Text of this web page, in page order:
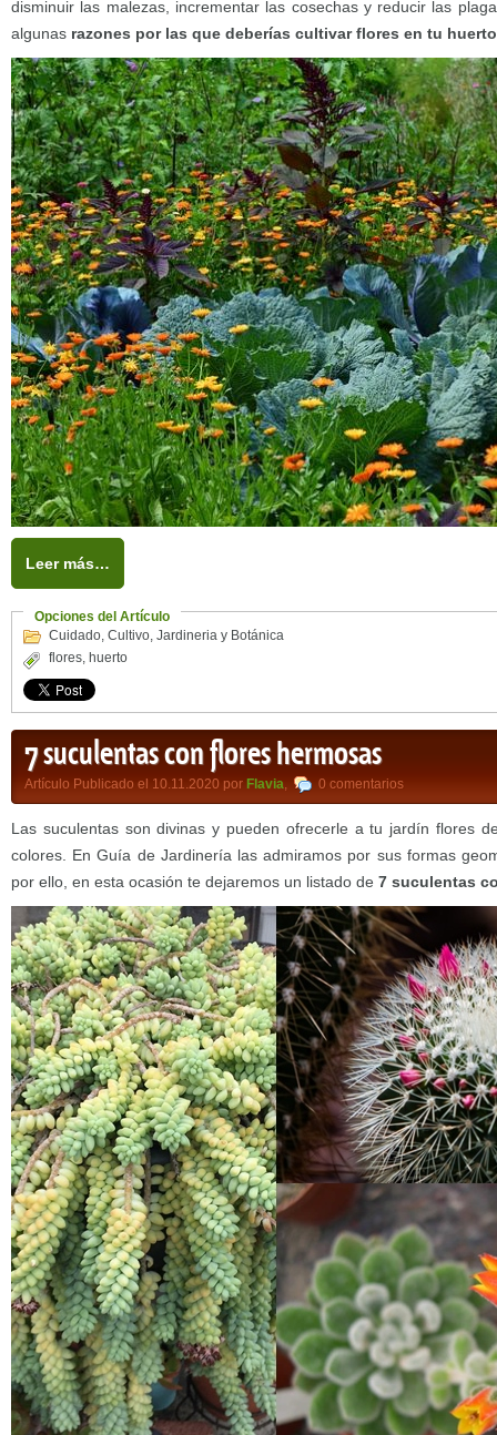
disminuir las malezas, incrementar las cosechas y reducir las
algunas razones por las que deberías cultivar flores en tu huerto
Leer más…
Opciones del Artículo
Cuidado, Cultivo, Jardineria y Botánica
flores, huerto
7 suculentas con flores hermosas
Artículo Publicado el 10.11.2020 por Flavia, 0 comentarios
Las suculentas son divinas y pueden ofrecerle a tu jardín flores
colores. En Guía de Jardinería las admiramos por sus formas
por ello, en esta ocasión te dejaremos un listado de 7 suculentas